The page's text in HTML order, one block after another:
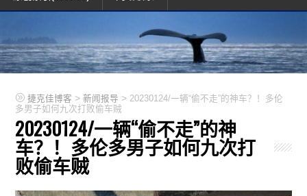
捷克佳博客 >新闻报导 > 20230124/一辆“偷不走”的神车？！多伦
多男子如何九次打败偷车贼
20230124/一辆“偷不走”的神
车？！多伦多男子如何九次打
败偷车贼